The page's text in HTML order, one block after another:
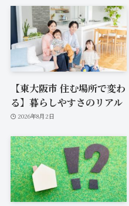
【東大阪市 住む場所で変わ
る】暮らしやすさのリアル
2026年8月2日